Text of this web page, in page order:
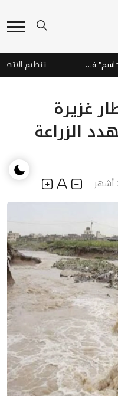
القوات الحكومية تبث مشاهد لعملية "الوعد الحاسم" في صعدة
غزيرة
الزراعة